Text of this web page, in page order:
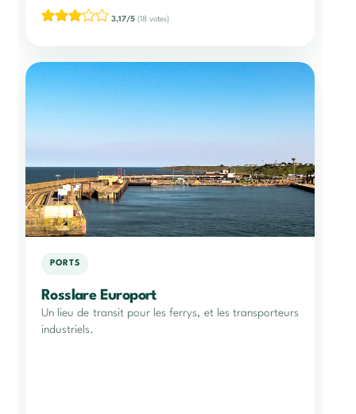
3,17/5 (18 votes)
PORTS
Rosslare Europort
Un lieu de transit pour les ferrys, et les transporteurs
industriels.